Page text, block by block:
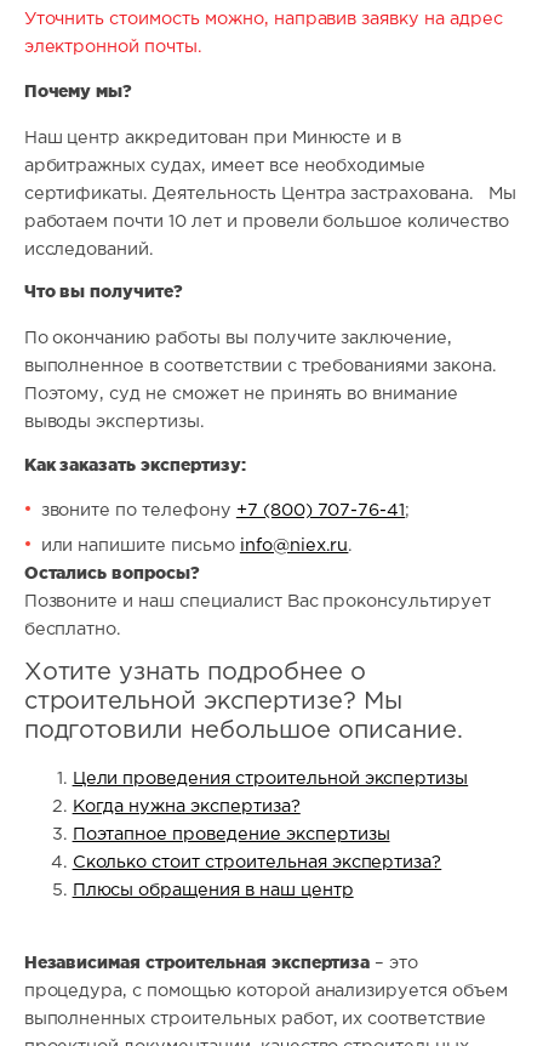
Уточнить стоимость можно, направив заявку на адрес
электронной почты.
Почему мы?
Наш центр аккредитован при Минюсте и в
арбитражных судах, имеет все необходимые
сертификаты. Деятельность Центра застрахована. Мы
работаем почти 10 лет и провели большое количество
исследований.
Что вы получите?
По окончанию работы вы получите заключение,
выполненное в соответствии с требованиями закона.
Поэтому, суд не сможет не принять во внимание
выводы экспертизы.
Как заказать экспертизу:
звоните по телефону +7 (800) 707-76-41 ;
или напишите письмо info@niex.ru.
Остались вопросы?
Позвоните и наш специалист Вас проконсультирует
бесплатно.
Хотите узнать подробнее о
строительной экспертизе? Мы
подготовили небольшое описание.
Цели проведения строительной экспертизы
Когда нужна экспертиза?
Поэтапное проведение экспертизы
Сколько стоит строительная экспертиза?
Плюсы обращения в наш центр
Независимая строительная экспертиза – это
процедура, с помощью которой анализируется объем
выполненных строительных работ, их соответствие